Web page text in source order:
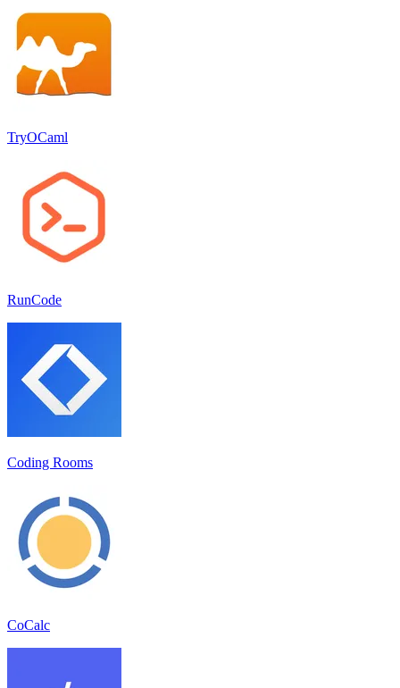
TryOCaml
RunCode
Coding Rooms
CoCalc